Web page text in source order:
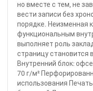
но вместе с тем, не
вести записи без
порядке. Неизменная
функциональным
выполняет роль
страницу становится
Внутренний блок:
70 г/м²
использования